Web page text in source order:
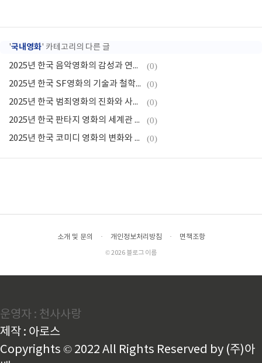
'국내영화' 카테고리의 다른 글
2025년 한국 음악영화의 감성과 연출 미학 (0)
2025년 한국 SF영화의 기술과 철학적 메시지 (0)
2025년 한국 범죄영화의 진화와 사회적 리얼리즘 (0)
2025년 한국 판타지 영화의 세계관 확장과 기술적 진보 (0)
2025년 한국 코미디 영화의 변화와 사회풍자의 귀환 (0)
소개 및 문의 · 개인정보처리방침 · 면책조항
© 2026 블로그 이름
운영자 : 천사사랑
제작 : 아로스
Copyrights © 2022 All Rights Reserved by (주)아